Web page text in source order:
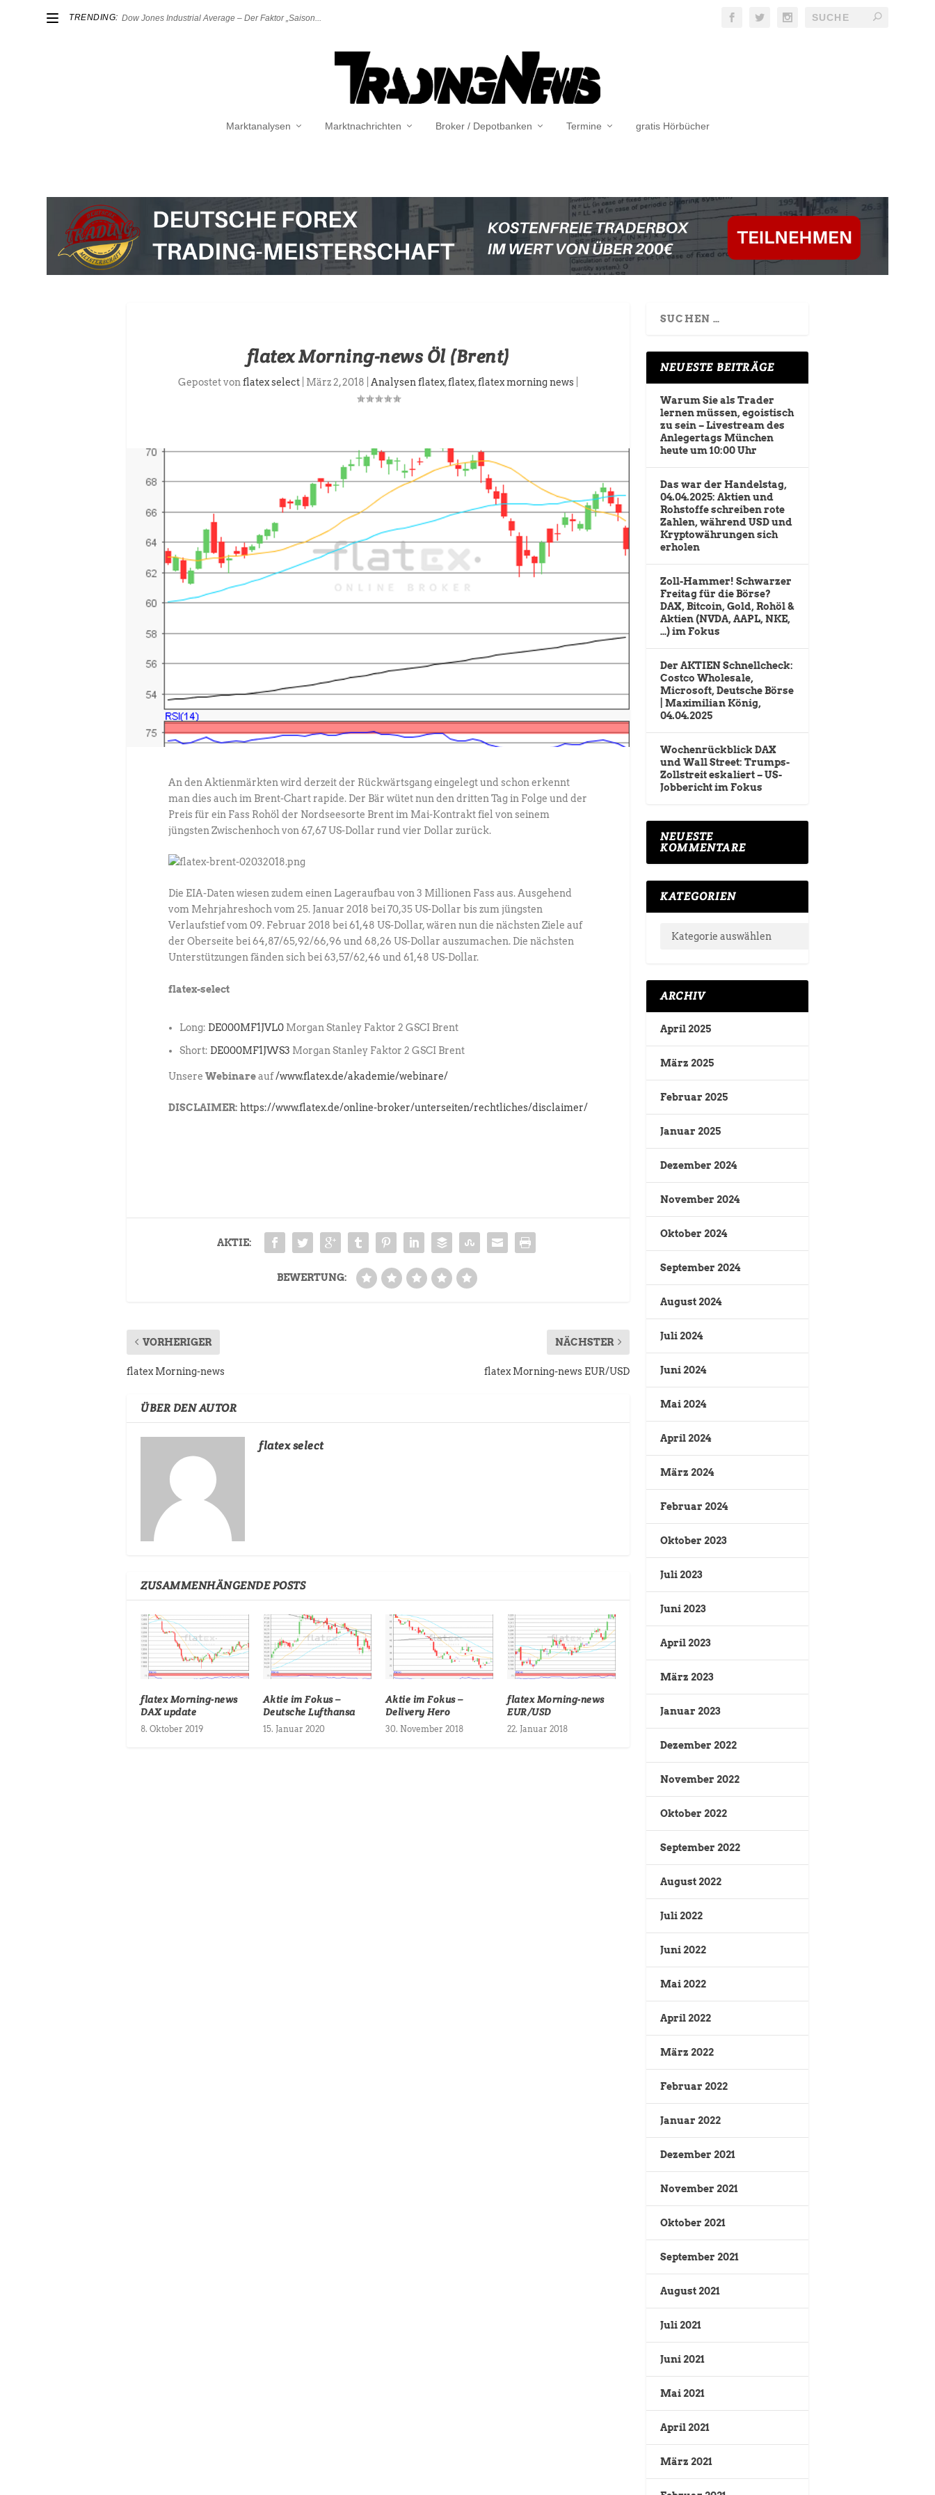
TRENDING: Dow Jones Industrial Average – Der Faktor „Saison...
Marktanalysen Marktnachrichten Broker / Depotbanken Termine gratis Hörbücher
flatex Morning-news Öl (Brent)
Gepostet von flatex select März 2, 2018 Analysen flatex,flatex,flatex morning news
An den Aktienmärkten wird derzeit der Rückwärtsgang eingelegt und schon erkennt
man dies auch im Brent-Chart rapide. Der Bär wütet nun den dritten Tag in Folge und der
Preis für ein Fass Rohöl der Nordseesorte Brent im Mai-Kontrakt fiel von seinem
jüngsten Zwischenhoch von 67,67 US-Dollar rund vier Dollar zurück.
Die EIA-Daten wiesen zudem einen Lageraufbau von 3 Millionen Fass aus. Ausgehend
vom Mehrjahreshoch vom 25. Januar 2018 bei 70,35 US-Dollar bis zum jüngsten
Verlaufstief vom 09. Februar 2018 bei 61,48 US-Dollar, wären nun die nächsten Ziele auf
der Oberseite bei 64,87/65,92/66,96 und 68,26 US-Dollar auszumachen. Die nächsten
Unterstützungen fänden sich bei 63,57/62,46 und 61,48 US-Dollar.
flatex-select
Long: DE000MF1JVL0 Morgan Stanley Faktor 2 GSCI Brent
Short: DE000MF1JWS3 Morgan Stanley Faktor 2 GSCI Brent
Unsere Webinareauf/www.flatex.de/akademie/webinare/
DISCLAIMER: https://www.flatex.de/online-broker/unterseiten/rechtliches/disclaimer/
AKTIE:
BEWERTUNG:
VORHERIGER
flatex Morning-news
NÄCHSTER
flatex Morning-news EUR/USD
ÜBER DEN AUTOR
flatex select
ZUSAMMENHÄNGENDE POSTS
flatex Morning-news
DAX update
8. Oktober 2019
Aktie im Fokus –
Deutsche Lufthansa
15. Januar 2020
Aktie im Fokus –
Delivery Hero
30. November 2018
flatex Morning-news
EUR/USD
22. Januar 2018
NEUESTE BEITRÄGE
Warum Sie als Trader
lernen müssen, egoistisch
zu sein – Livestream des
Anlegertags München
heute um 10:00 Uhr
Das war der Handelstag,
04.04.2025: Aktien und
Rohstoffe schreiben rote
Zahlen, während USD und
Kryptowährungen sich
erholen
Zoll-Hammer! Schwarzer
Freitag für die Börse?
DAX, Bitcoin, Gold, Rohöl &
Aktien (NVDA, AAPL, NKE,
…) im Fokus
Der AKTIEN Schnellcheck:
Costco Wholesale,
Microsoft, Deutsche Börse
| Maximilian König,
04.04.2025
Wochenrückblick DAX
und Wall Street: Trumps-
Zollstreit eskaliert – US-
Jobbericht im Fokus
NEUESTE
KOMMENTARE
KATEGORIEN
ARCHIV
April 2025
März 2025
Februar 2025
Januar 2025
Dezember 2024
November 2024
Oktober 2024
September 2024
August 2024
Juli 2024
Juni 2024
Mai 2024
April 2024
März 2024
Februar 2024
Oktober 2023
Juli 2023
Juni 2023
April 2023
März 2023
Januar 2023
Dezember 2022
November 2022
Oktober 2022
September 2022
August 2022
Juli 2022
Juni 2022
Mai 2022
April 2022
März 2022
Februar 2022
Januar 2022
Dezember 2021
November 2021
Oktober 2021
September 2021
August 2021
Juli 2021
Juni 2021
Mai 2021
April 2021
März 2021